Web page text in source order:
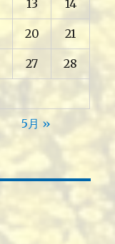
13 14
20 21
27 28
5月 »